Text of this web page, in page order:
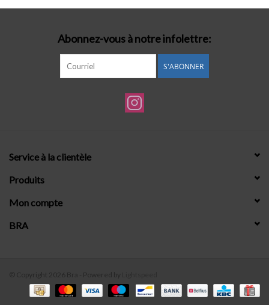
Abonnez-vous à notre infolettre:
S'ABONNER
Service à la clientèle
Produits
Mon compte
BRA
© Copyright 2026 Bra - Powered by